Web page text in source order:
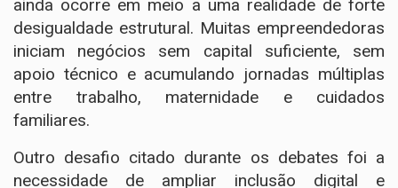
ainda ocorre em meio a uma realidade de forte
desigualdade estrutural. Muitas empreendedoras
iniciam negócios sem capital suficiente, sem
apoio técnico e acumulando jornadas múltiplas
entre trabalho, maternidade e cuidados
familiares.
Outro desafio citado durante os debates foi a
necessidade de ampliar inclusão digital e